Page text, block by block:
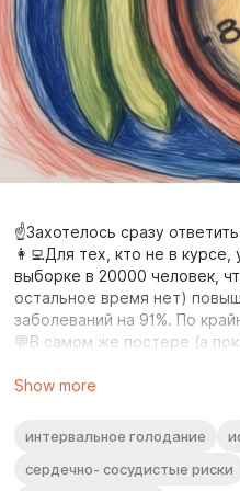
☝️Захотелось сразу
👩‍💻Для тех, кто не в
выборке в 20000 человек,
остальное время нет)
заболеваний на 91%. По
💬В самом же постере (а
107%, а у людей с
👨‍⚕️Мы нашли пока только
❗️Но уже из постера видно,
Show more
интервальное голодание
сердечно- сосудистые риски